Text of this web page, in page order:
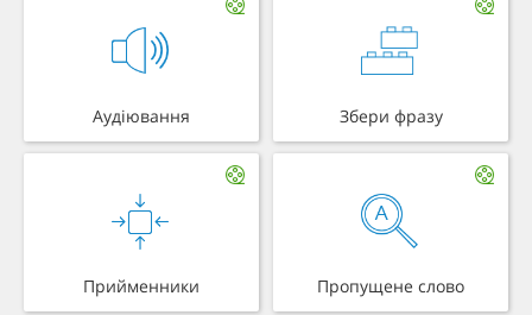
Аудіювання Збери фразу
Прийменники Пропущене слово